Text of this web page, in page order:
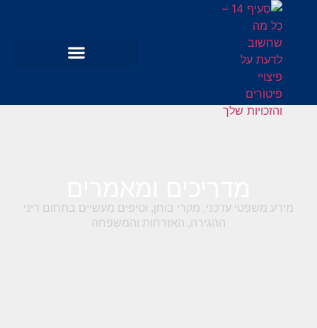
מידע משפטי עדכני, מקרי בוחן, וטיפים מעשיים בתחום דיני
ההגירה, האזרחות והמשפחה